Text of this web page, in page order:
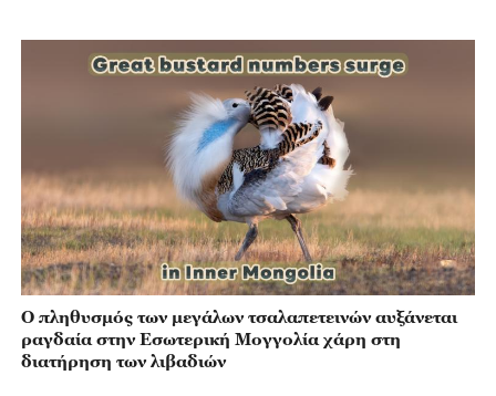
Ο πληθυσμός των μεγάλων τσαλαπετεινών αυξάνεται
ραγδαία στην Εσωτερική Μογγολία χάρη στη
διατήρηση των λιβαδιών